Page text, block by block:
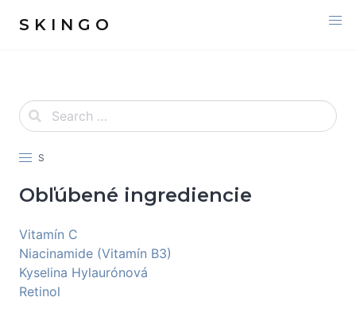
S K I N G O
S
Obľúbené ingrediencie
Vitamín C
Niacinamide (Vitamín B3)
Kyselina Hylaurónová
Retinol